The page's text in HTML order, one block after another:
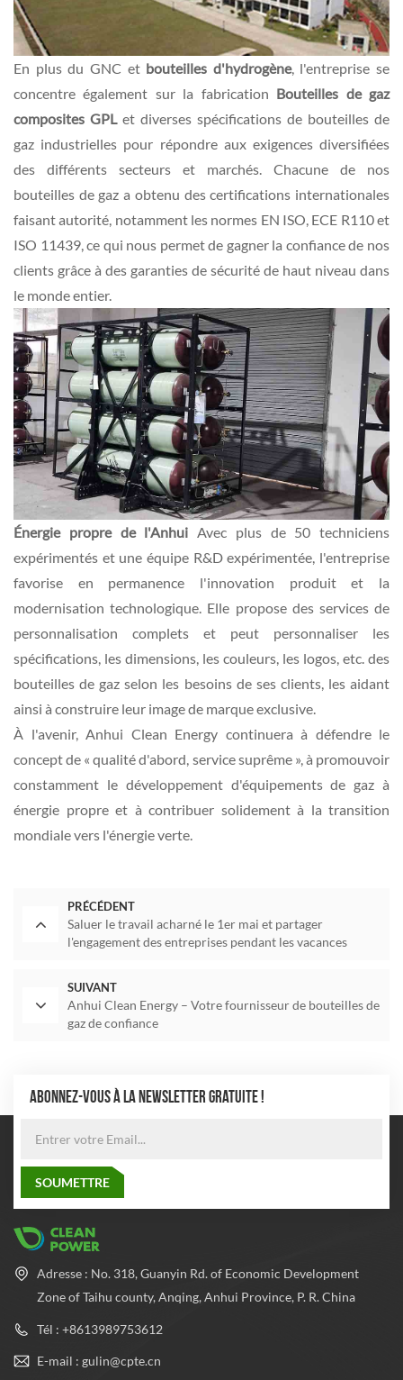
En plus du GNC et bouteilles d'hydrogène, l'entreprise se
concentre également sur la fabrication Bouteilles de gaz
composites GPL et diverses spécifications de bouteilles de
gaz industrielles pour répondre aux exigences diversifiées
des différents secteurs et marchés. Chacune de nos
bouteilles de gaz a obtenu des certifications internationales
faisant autorité, notamment les normes EN ISO, ECE R110 et
ISO 11439, ce qui nous permet de gagner la confiance de nos
clients grâce à des garanties de sécurité de haut niveau dans
le monde entier.
Énergie propre de l'Anhui Avec plus de 50 techniciens
expérimentés et une équipe R&D expérimentée, l'entreprise
favorise en permanence l'innovation produit et la
modernisation technologique. Elle propose des services de
personnalisation complets et peut personnaliser les
spécifications, les dimensions, les couleurs, les logos, etc. des
bouteilles de gaz selon les besoins de ses clients, les aidant
ainsi à construire leur image de marque exclusive.
À l'avenir, Anhui Clean Energy continuera à défendre le
concept de « qualité d'abord, service suprême », à promouvoir
constamment le développement d'équipements de gaz à
énergie propre et à contribuer solidement à la transition
mondiale vers l'énergie verte.
PRÉCÉDENT
Saluer le travail acharné le 1er mai et partager
l'engagement des entreprises pendant les vacances
SUIVANT
Anhui Clean Energy – Votre fournisseur de bouteilles de
gaz de confiance
ABONNEZ-VOUS À LA NEWSLETTER GRATUITE !
Adresse : No. 318, Guanyin Rd. of Economic Development
Zone of Taihu county, Anqing, Anhui Province, P. R. China
Tél : +8613989753612
E-mail : gulin@cpte.cn